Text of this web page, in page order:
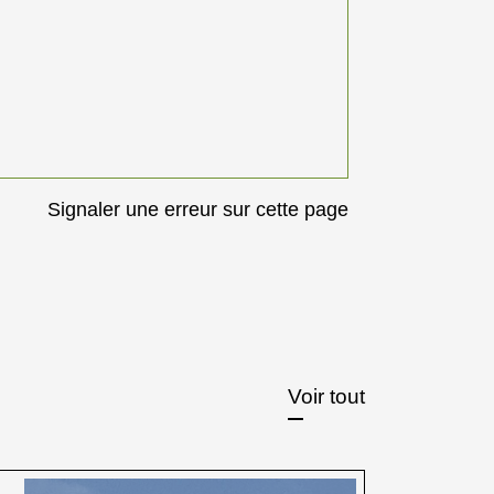
Signaler une erreur sur cette page
Voir tout